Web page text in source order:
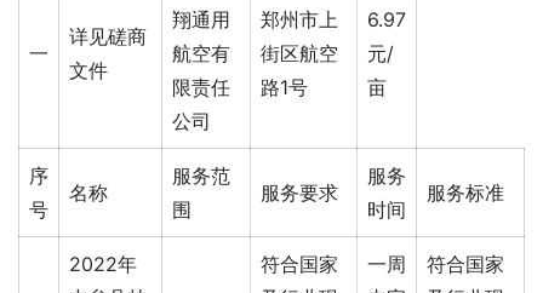
一
详见磋商
文件
翔通用
航空有
限责任
公司
郑州市上
街区航空
路1号
6.97
元/
亩
序
号
名称
服务范
围
服务要求
服务
时间
服务标准
2022年
符合国家
一周
符合国家